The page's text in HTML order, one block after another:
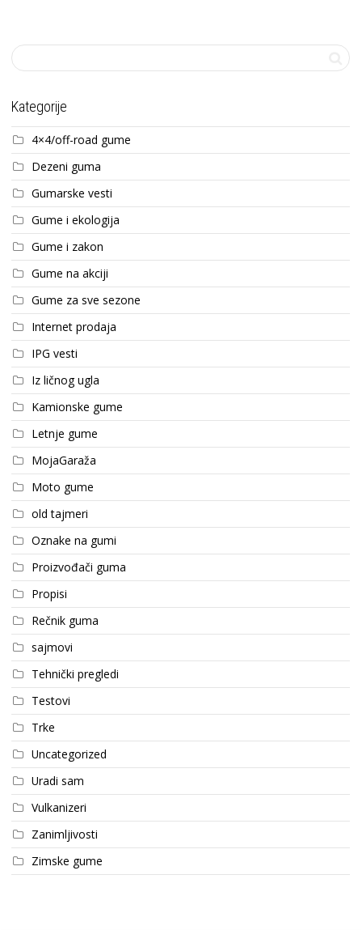
Kategorije
4×4/off-road gume
Dezeni guma
Gumarske vesti
Gume i ekologija
Gume i zakon
Gume na akciji
Gume za sve sezone
Internet prodaja
IPG vesti
Iz ličnog ugla
Kamionske gume
Letnje gume
MojaGaraža
Moto gume
old tajmeri
Oznake na gumi
Proizvođači guma
Propisi
Rečnik guma
sajmovi
Tehnički pregledi
Testovi
Trke
Uncategorized
Uradi sam
Vulkanizeri
Zanimljivosti
Zimske gume